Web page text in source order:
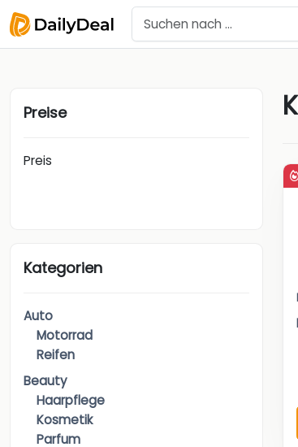
Preise
Preis
Kategorien
Auto
Motorrad
Reifen
Beauty
Haarpflege
Kosmetik
Parfum